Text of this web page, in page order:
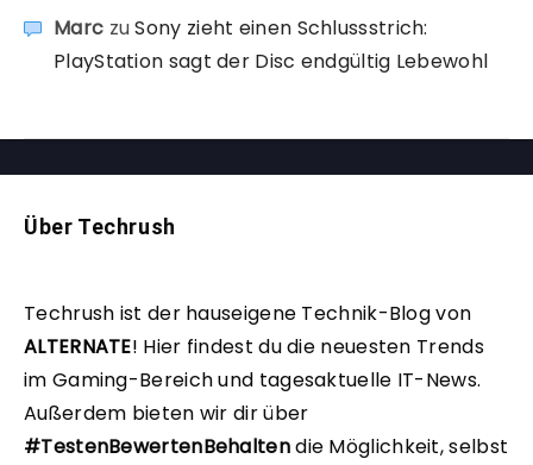
Marc zuSony zieht einen Schlussstrich:
PlayStation sagt der Disc endgültig Lebewohl
Über Techrush
Techrush ist der hauseigene Technik-Blog von
ALTERNATE! Hier findest du die neuesten Trends
im Gaming-Bereich und tagesaktuelle IT-News.
Außerdem bieten wir dir über
#TestenBewertenBehaltendie Möglichkeit, selbst